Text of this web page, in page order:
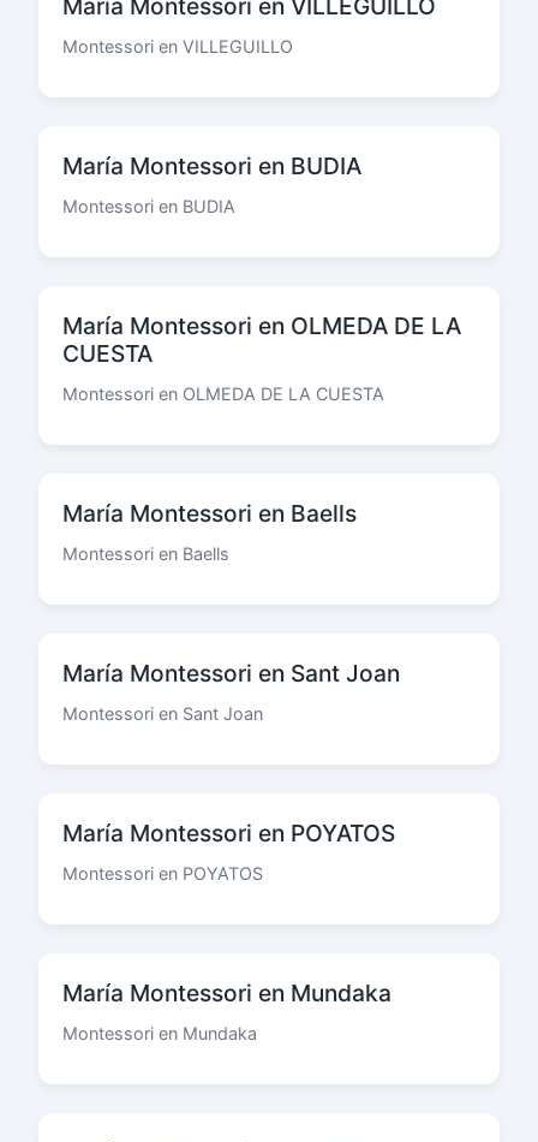
María Montessori en VILLEGUILLO
Montessori en VILLEGUILLO
María Montessori en BUDIA
Montessori en BUDIA
María Montessori en OLMEDA DE LA
CUESTA
Montessori en OLMEDA DE LA CUESTA
María Montessori en Baells
Montessori en Baells
María Montessori en Sant Joan
Montessori en Sant Joan
María Montessori en POYATOS
Montessori en POYATOS
María Montessori en Mundaka
Montessori en Mundaka